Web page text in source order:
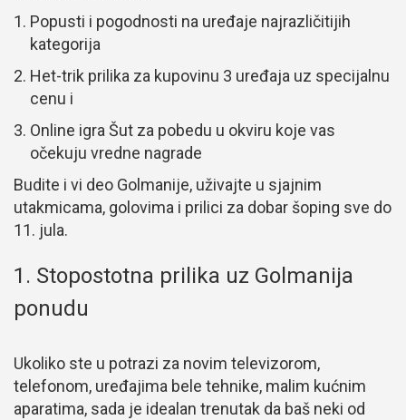
Popusti i pogodnosti na uređaje najrazličitijih
kategorija
Het-trik prilika za kupovinu 3 uređaja uz specijalnu
cenu i
Online igra Šut za pobedu u okviru koje vas
očekuju vredne nagrade
Budite i vi deo Golmanije, uživajte u sjajnim
utakmicama, golovima i prilici za dobar šoping sve do
11. jula.
1. Stopostotna prilika uz Golmanija
ponudu
Ukoliko ste u potrazi za novim televizorom,
telefonom, uređajima bele tehnike, malim kućnim
aparatima, sada je idealan trenutak da baš neki od